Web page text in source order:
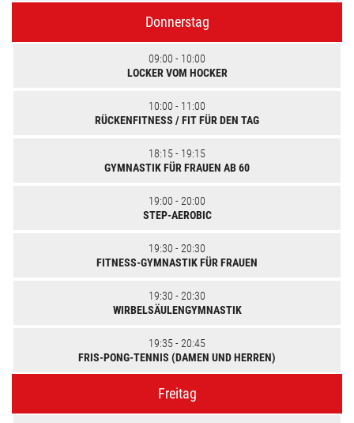
Donnerstag
09:00 - 10:00
LOCKER VOM HOCKER
10:00 - 11:00
RÜCKENFITNESS / FIT FÜR DEN TAG
18:15 - 19:15
GYMNASTIK FÜR FRAUEN AB 60
19:00 - 20:00
STEP-AEROBIC
19:30 - 20:30
FITNESS-GYMNASTIK FÜR FRAUEN
19:30 - 20:30
WIRBELSÄULENGYMNASTIK
19:35 - 20:45
FRIS-PONG-TENNIS (DAMEN UND HERREN)
Freitag